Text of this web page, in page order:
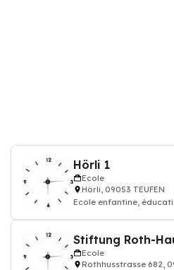
Hörli 1
Ecole
Hörli, 09053 TEUFEN
Ecole enfantine,
Stiftung Roth-
Ecole
Rothhusstrasse 682,